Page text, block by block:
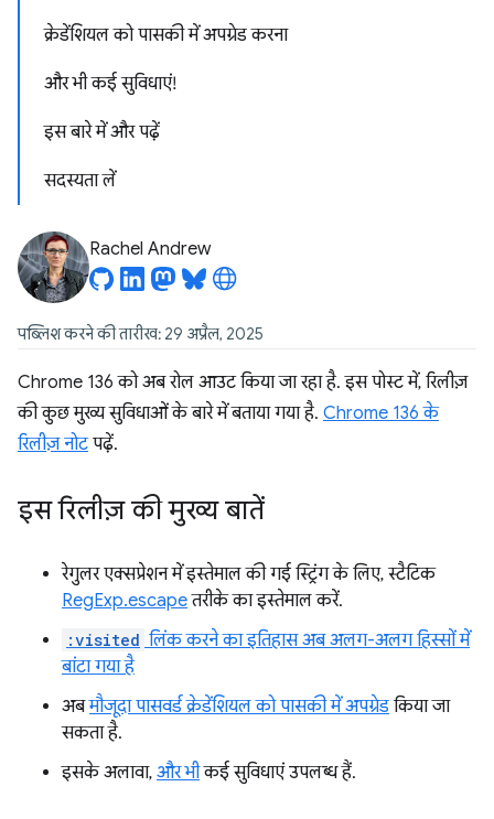
क्रेडेंशियल को पासकी में अपग्रेड करना
और भी कई सुविधाएं!
इस बारे में और पढ़ें
सदस्यता लें
Rachel Andrew
पब्लिश करने की तारीख: 29 अप्रैल, 2025
Chrome 136 को अब रोल आउट किया जा रहा है. इस पोस्ट में, रिलीज़
की कुछ मुख्य सुविधाओं के बारे में बताया गया है. Chrome 136 के
रिलीज़ नोटपढ़ें.
इस रिलीज़ की मुख्य बातें
रेगुलर एक्सप्रेशन में इस्तेमाल की गई स्ट्रिंग के लिए, स्टैटिक
RegExp.escapeतरीके का इस्तेमाल करें.
:visited लिंक करने का इतिहास अब अलग-अलग हिस्सों में
बांटा गया है
अबमौजूदा पासवर्ड क्रेडेंशियल को पासकी में अपग्रेड किया जा
सकता है.
इसके अलावा, और भीकई सुविधाएं उपलब्ध हैं.